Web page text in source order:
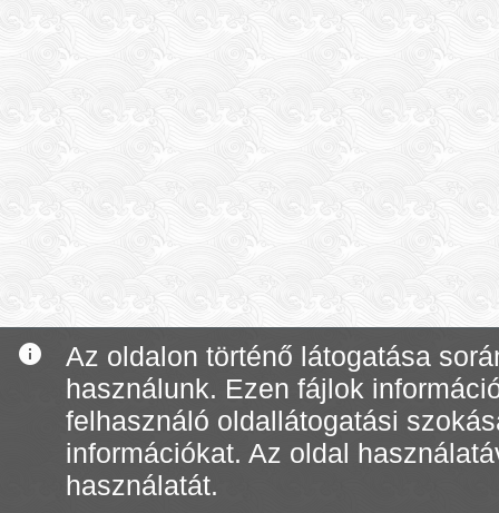
info
Az oldalon történő látogatása
használunk. Ezen fájlok
felhasználó oldallátogatási
információkat. Az oldal
használatát.